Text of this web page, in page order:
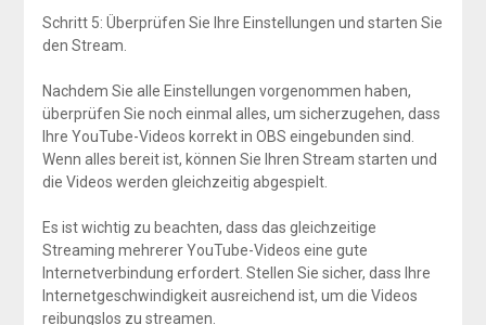
Schritt 5: Überprüfen Sie Ihre Einstellungen und starten Sie
den Stream.
Nachdem Sie alle Einstellungen vorgenommen haben,
überprüfen Sie noch einmal alles, um sicherzugehen, dass
Ihre YouTube-Videos korrekt in OBS eingebunden sind.
Wenn alles bereit ist, können Sie Ihren Stream starten und
die Videos werden gleichzeitig abgespielt.
Es ist wichtig zu beachten, dass das gleichzeitige
Streaming mehrerer YouTube-Videos eine gute
Internetverbindung erfordert. Stellen Sie sicher, dass Ihre
Internetgeschwindigkeit ausreichend ist, um die Videos
reibungslos zu streamen.